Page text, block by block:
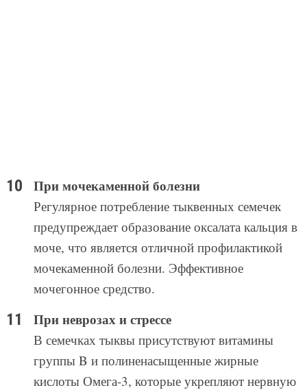
При мочекаменной болезни
Регулярное потребление тыквенных семечек
предупреждает образование оксалата кальция в
моче, что является отличной профилактикой
мочекаменной болезни. Эффективное
мочегонное средство.
При неврозах и стрессе
В семечках тыквы присутствуют витамины
группы B и полиненасыщенные жирные
кислоты Омега-3, которые укрепляют нервную